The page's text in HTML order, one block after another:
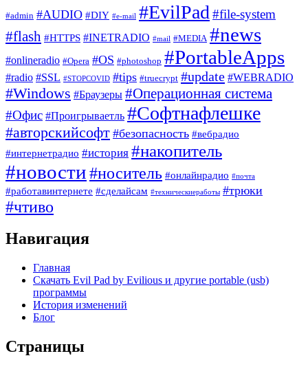
#admin #AUDIO #DIY #e-mail #EvilPad #file-system
#flash #HTTPS #INETRADIO #mail #MEDIA #news
#onlineradio #Opera #OS #photoshop #PortableApps
#radio #SSL #STOPCOVID #tips #truecrypt #update #WEBRADIO
#Windows #Браузеры #Операционная система
#Офис #Проигрываетль #Софтнафлешке
#авторскийсофт #безопасность #вебрадио
#интернетрадио #история #накопитель
#новости#носитель #онлайнрадио #почта
#работавинтернете #сделайсам #техническиеработы #трюки
#чтиво
Навигация
Главная
Скачать Evil Pad by Evilious и другие portable (usb)
программы
История изменений
Блог
Страницы